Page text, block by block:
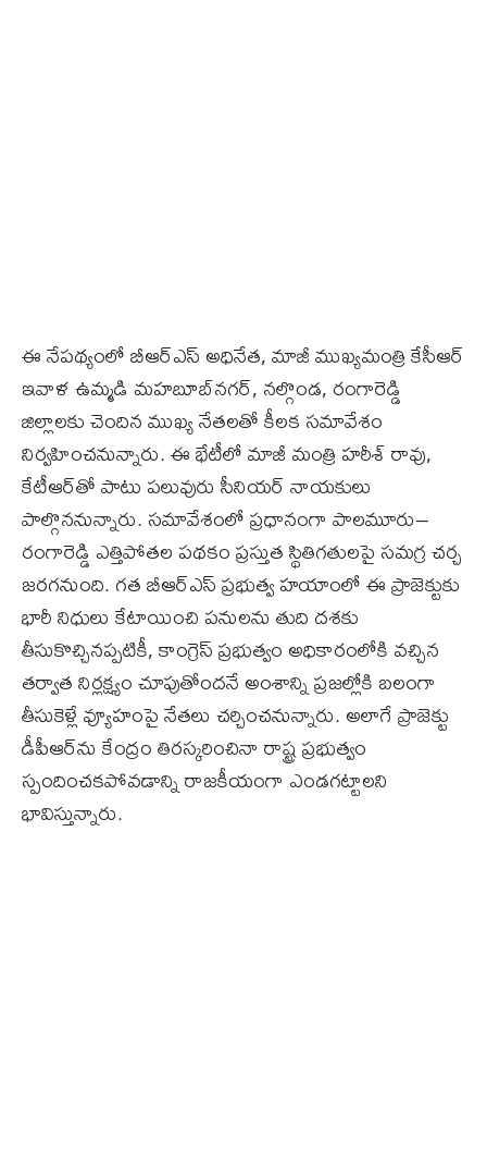
ఈ నేపథ్యంలో బీఆర్ఎస్ అధినేత, మాజీ ముఖ్యమంత్రి కేసీఆర్
ఇవాళ ఉమ్మడి మహబూబ్‌నగర్, నల్గొండ, రంగారెడ్డి
జిల్లాలకు చెందిన ముఖ్య నేతలతో కీలక సమావేశం
నిర్వహించనున్నారు. ఈ భేటీలో మాజీ మంత్రి హరీశ్ రావు,
కేటీఆర్‌తో పాటు పలువురు సీనియర్ నాయకులు
పాల్గొననున్నారు. సమావేశంలో ప్రధానంగా పాలమూరు–
రంగారెడ్డి ఎత్తిపోతల పథకం ప్రస్తుత స్థితిగతులపై సమగ్ర చర్చ
జరగనుంది. గత బీఆర్ఎస్ ప్రభుత్వ హయాంలో ఈ ప్రాజెక్టుకు
భారీ నిధులు కేటాయించి పనులను తుది దశకు
తీసుకొచ్చినప్పటికీ, కాంగ్రెస్ ప్రభుత్వం అధికారంలోకి వచ్చిన
తర్వాత నిర్లక్ష్యం చూపుతోందనే అంశాన్ని ప్రజల్లోకి బలంగా
తీసుకెళ్లే వ్యూహంపై నేతలు చర్చించనున్నారు. అలాగే ప్రాజెక్టు
డీపీఆర్‌ను కేంద్రం తిరస్కరించినా రాష్ట్ర ప్రభుత్వం
స్పందించకపోవడాన్ని రాజకీయంగా ఎండగట్టాలని
భావిస్తున్నారు.